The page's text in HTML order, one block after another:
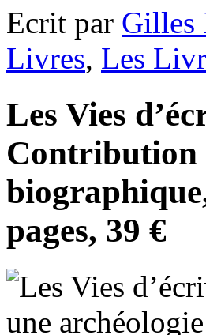
Ecrit par Gilles
Livres, Les
Les Vies
Contribution
pages, 39 €